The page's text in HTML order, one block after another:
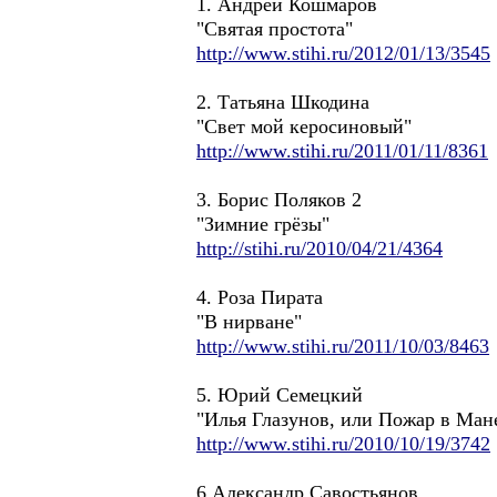
1. Андрей Кошмаров
"Святая простота"
http://www.stihi.ru/2012/01/13/3545
2. Татьяна Шкодина
"Свет мой керосиновый"
http://www.stihi.ru/2011/01/11/8361
3. Борис Поляков 2
"Зимние грёзы"
http://stihi.ru/2010/04/21/4364
4. Роза Пирата
"В нирване"
http://www.stihi.ru/2011/10/03/8463
5. Юрий Семецкий
"Илья Глазунов, или Пожар в
http://www.stihi.ru/2010/10/19/3742
6.Александр Савостьянов